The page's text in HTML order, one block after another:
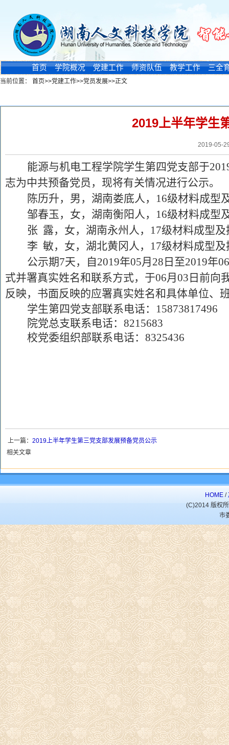
首页 学院概况 党建工作 师资队伍 教学工作 三全
当前位置： 首页>>党建工作>>党员发展>>正文
2019上半年学生
2019-05-
能源与机电工程学院学生第四党支部于
志为中共预备党员，现将有关情况进行公示。
陈历升，男，湖南娄底人， 16级材料成型
邹春玉，女，湖南衡阳人， 16级材料成型
张 露，女，湖南永州人， 17级材料成型
李 敏，女，湖北黄冈人， 17级材料成型
公示期7天，自2019年05月 28 日至2019年06
式并署真实姓名和联系方式，于06月 03 日前向
反映，书面反映的应署真实姓名和具体单位、
学生第四党支部联系电话： 15873817496
院党总支联系电话： 8215683
校党委组织部联系电话： 8325436
上一篇： 2019上半年学生第三党支部发展预备党员公示
相关文章
HOME /
(C)2014 版权
市